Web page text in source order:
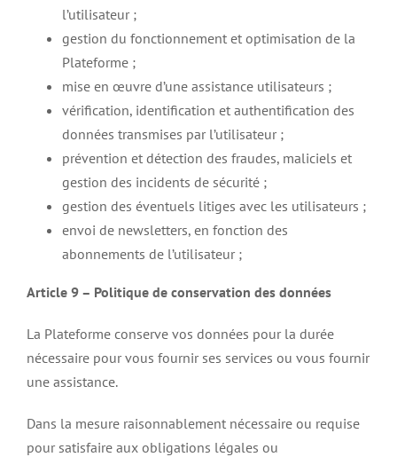
l’utilisateur ;
gestion du fonctionnement et optimisation de la
Plateforme ;
mise en œuvre d’une assistance utilisateurs ;
vérification, identification et authentification des
données transmises par l’utilisateur ;
prévention et détection des fraudes, maliciels et
gestion des incidents de sécurité ;
gestion des éventuels litiges avec les utilisateurs ;
envoi de newsletters, en fonction des
abonnements de l’utilisateur ;
Article 9 – Politique de conservation des données
La Plateforme conserve vos données pour la durée
nécessaire pour vous fournir ses services ou vous fournir
une assistance.
Dans la mesure raisonnablement nécessaire ou requise
pour satisfaire aux obligations légales ou